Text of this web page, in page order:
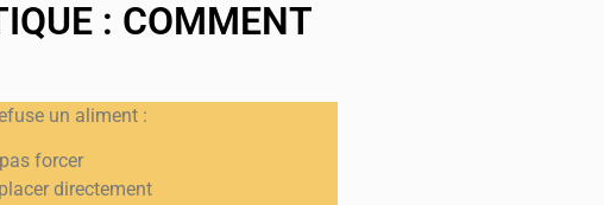
: COMMENT
un aliment :
forcer
directement